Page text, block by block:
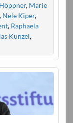
, Marie
Nele Kiper,
, Raphaela
Künzel,